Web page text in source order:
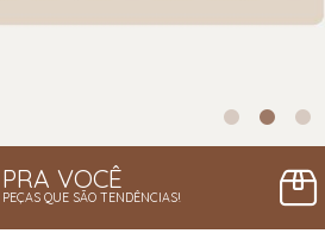
PRA VOCÊ
PEÇAS QUE SÃO TENDÊNCIAS!